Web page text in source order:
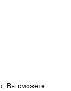
Вы сможете